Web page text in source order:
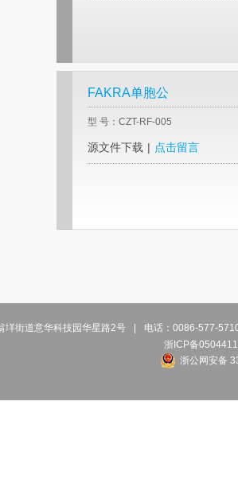
FAKRA单胞公
型 号：CZT-RF-005
源文件下载 | 点击留言
垟街道意华科技园华星路2号
电话：0086-577-
浙ICP备
浙公网安备